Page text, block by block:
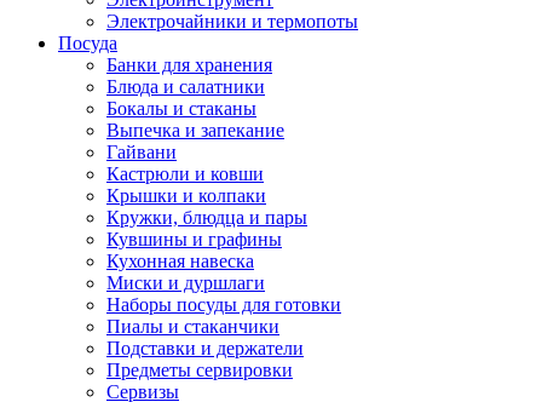
Электрочайники и термопоты
Посуда
Банки для хранения
Блюда и салатники
Бокалы и стаканы
Выпечка и запекание
Гайвани
Кастрюли и ковши
Крышки и колпаки
Кружки, блюдца и пары
Кувшины и графины
Кухонная навеска
Миски и дуршлаги
Наборы посуды для готовки
Пиалы и стаканчики
Подставки и держатели
Предметы сервировки
Сервизы